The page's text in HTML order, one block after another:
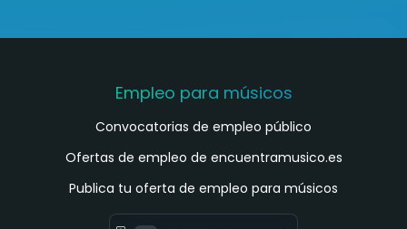
Empleo para músicos
Convocatorias de empleo público
Ofertas de empleo de encuentramusico.es
Publica tu oferta de empleo para músicos